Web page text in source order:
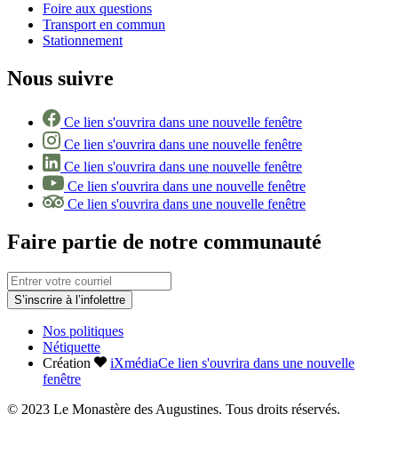
Foire aux questions
Transport en commun
Stationnement
Nous suivre
Ce lien s'ouvrira dans une nouvelle fenêtre
Ce lien s'ouvrira dans une nouvelle fenêtre
Ce lien s'ouvrira dans une nouvelle fenêtre
Ce lien s'ouvrira dans une nouvelle fenêtre
Ce lien s'ouvrira dans une nouvelle fenêtre
Faire partie de notre communauté
S’inscrire à l’infolettre
Nos politiques
Nétiquette
Création
iXmédiaCe lien s'ouvrira dans une nouvelle
fenêtre
© 2023 Le Monastère des Augustines. Tous droits réservés.